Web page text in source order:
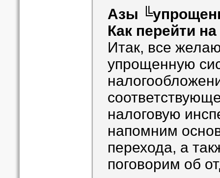
Азы
Как перейти
Итак, все
упрощенную
налоговую
напомним
перехода, а
поговорим об